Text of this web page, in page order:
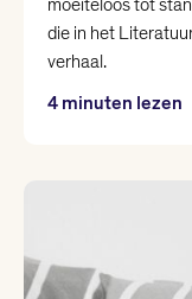
die in het
verhaal.
4 minuten lezen